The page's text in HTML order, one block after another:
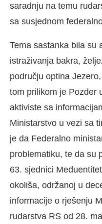
saradnju na temu
sa susjednom
Tema sastanka bila su
istraživanja bakra,
području optina
tom prilikom je Pozder
aktiviste sa
Ministarstvo u vezi sa
je da Federalno
problematiku, te da su
63. sjednici
okoliša, održanoj u
informacije o rješenju
rudarstva RS od 28.